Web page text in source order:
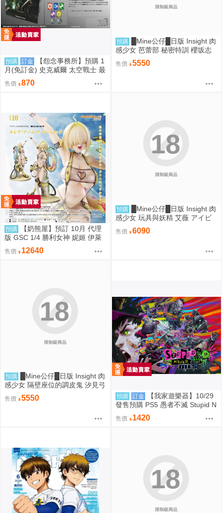
預購 訂金
【怨念事務所】預購 1
月(免訂金) 史克威爾 太空戰士 最
終幻想 FF7 重生 桌遊 魔晶石獵
人 再販 0821
售價 870
限制級商品
預購
█Mine公仔█日版 Insight 肉
感少女 芭蕾部 秘密特訓 櫻坂志
穗 桜坂しほ 1/6 PMMA D9262
售價 5550
預購
【奶熊屋】預訂 10月 代理
版 GSC 1/4 勝利女神 妮姬 伊萊
格 BOOM與驚嚇 0905
售價 12640
限制級商品
18
預購
█Mine公仔█日版 Insight 肉
感少女 玩具與妖精 艾薇 アイビ
ー 1/1 PMMA D9261
售價 6090
限制級商品
18
預購
█Mine公仔█日版 Insight 肉
感少女 隔壁座位的調皮鬼 汐見弓
良 1/6 PMMA D9260
售價 5550 預購 訂金
【我家遊樂器】10/29
發售預購 PS5 愚者不滅 Stupid N
ever Dies 日版
售價 1420
限制級商品
18